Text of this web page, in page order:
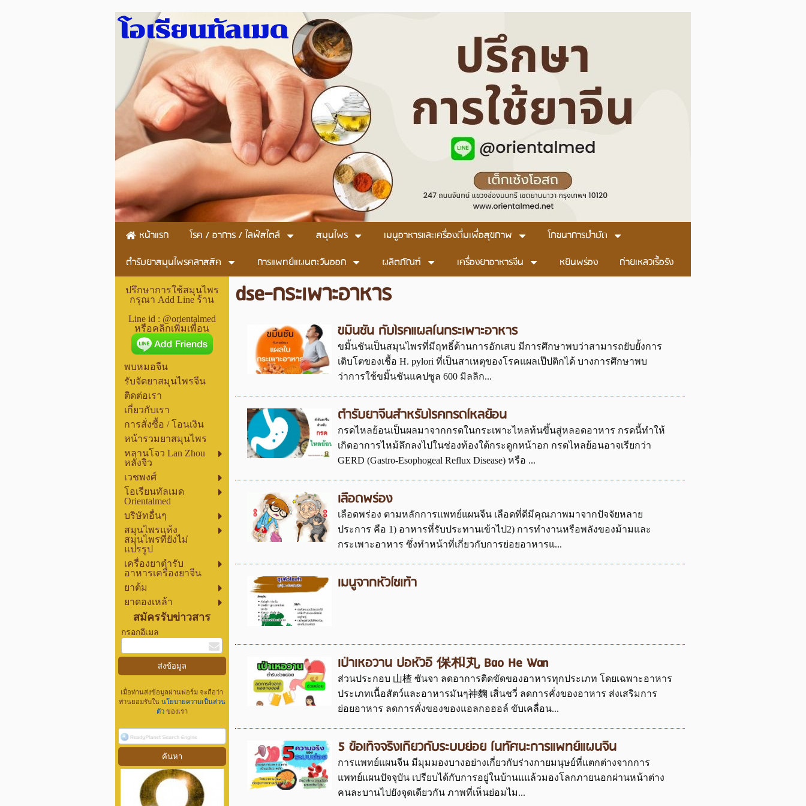
โอเรียนทัลเมด
หน้าแรก โรค / อาการ / ไลฟ์สไตล์ สมุนไพร เมนูอาหารและเครื่องดื่มเพื่อสุขภาพ
โภชนาการบำบัด
ตำรับยาสมุนไพรคลาสสิค
การแพทย์แผนตะวันออก ผลิตภัณฑ์ เครื่องยาอาหารจีน หยินพร่อง ถ่ายเหลวเรื้อรัง
ปรึกษาการใช้สมุนไพร
กรุณา Add Line ร้าน
Line id : @orientalmed
หรือคลิกเพิ่มเพื่อน
พบหมอจีน
รับจัดยาสมุนไพรจีน
ติดต่อเรา
เกี่ยวกับเรา
การสั่งซื้อ / โอนเงิน
หน้ารวมยาสมุนไพร
หลานโจว Lan Zhou
หลั่งจิว
เวชพงศ์
โอเรียนทัลเมด
Orientalmed
บริษัทอื่นๆ
สมุนไพรแห้ง
สมุนไพรที่ยังไม่
แปรรูป
เครื่องยาตำรับ
อาหารเครื่องยาจีน
ยาต้ม
ยาดองเหล้า
สมัครรับข่าวสาร
กรอกอีเมล
เมื่อท่านส่งข้อมูลผ่านฟอร์ม จะถือว่า
ท่านยอมรับในนโยบายความเป็นส่วน
ตัว ของเรา
dse-กระเพาะอาหาร
ขมิ้นชัน กับโรคแผลในกระเพาะอาหาร
ขมิ้นชันเป็นสมุนไพรที่มีฤทธิ์ต้านการอักเสบ มีการศึกษาพบว่าสามารถยับยั้งการ
เติบโตของเชื้อ H. pylori ที่เป็นสาเหตุของโรคแผลเป๊ปติกได้ บางการศึกษาพบ
ว่าการใช้ขมิ้นชันแคปซูล 600 มิลลิก...
ตำรับยาจีนสำหรับโรคกรดไหลย้อน
กรดไหลย้อนเป็นผลมาจากกรดในกระเพาะไหลท้นขึ้นสู่หลอดอาหาร กรดนี้ทำให้
เกิดอาการไหม้ลึกลงไปในช่องท้องใต้กระดูกหน้าอก กรดไหลย้อนอาจเรียกว่า
GERD (Gastro-Esophogeal Reflux Disease) หรือ ...
เลือดพร่อง
เลือดพร่อง ตามหลักการแพทย์แผนจีน เลือดที่ดีมีคุณภาพมาจากปัจจัยหลาย
ประการ คือ 1) อาหารที่รับประทานเข้าไป2) การทำงานหรือพลังของม้ามและ
กระเพาะอาหาร ซึ่งทำหน้าที่เกี่ยวกับการย่อยอาหารแ...
เมนูจากหัวไชเท้า
เป่าเหอวาน ปอหั่วอี๊ 保和丸 Bao He Wan
ส่วนประกอบ 山楂 ซันจา ลดอาการติดขัดของอาหารทุกประเภท โดยเฉพาะอาหาร
ประเภทเนื้อสัตว์และอาหารมันๆ神麴 เสิ่นชวี่ ลดการคั่งของอาหาร ส่งเสริมการ
ย่อยอาหาร ลดการคั่งของของแอลกอฮอล์ ขับเคลื่อน...
5 ข้อเท็จจริงเกี่ยวกับระบบย่อย ในทัศนะการแพทย์แผนจีน
การแพทย์แผนจีน มีมุมมองบางอย่างเกี่ยวกับร่างกายมนุษย์ที่แตกต่างจากการ
แพทย์แผนปัจจุบัน เปรียบได้กับการอยู่ในบ้านแแล้วมองโลกภายนอกผ่านหน้าต่าง
คนละบานไปยังจุดเดียวกัน ภาพที่เห็นย่อมไม...